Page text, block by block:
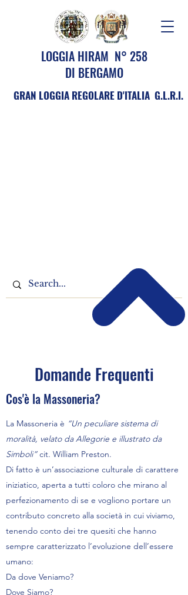
LOGGIA HIRAM N° 258
DI BERGAMO
GRAN LOGGIA REGOLARE D'ITALIA G.L.R.I.
Domande Frequenti
Cos'è la Massoneria?
La Massoneria è “Un peculiare sistema di
moralità, velato da Allegorie e illustrato da
Simboli”cit. William Preston.
Di fatto è un’associazione culturale di carattere
iniziatico, aperta a tutti coloro che mirano al
perfezionamento di se e vogliono portare un
contributo concreto alla società in cui viviamo,
tenendo conto dei tre quesiti che hanno
sempre caratterizzato l’evoluzione dell’essere
umano:
Da dove Veniamo?
Dove Siamo?